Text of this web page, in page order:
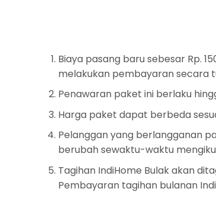
Biaya pasang baru sebesar Rp.
melakukan pembayaran secara
Penawaran paket ini berlaku
Harga paket dapat berbeda
Pelanggan yang berlangganan
berubah sewaktu-waktu
Tagihan IndiHome Bulak akan
Pembayaran tagihan bulanan